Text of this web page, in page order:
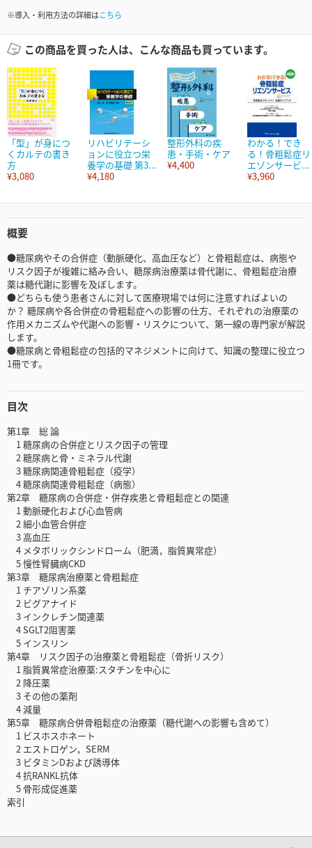
※導入・利用方法の詳細はこちら
この商品を買った人は、こんな商品も買っています。
「型」が身につ
くカルテの書き
方
¥3,080
リハビリテーシ
ョンに役立つ栄
養学の基礎 第3...
¥4,180
整形外科の疾
患・手術・ケア
¥4,400
わかる！でき
る！骨粗鬆症リ
エゾンサービ...
¥3,960
概要
●糖尿病やその合併症（動脈硬化、高血圧など）と骨粗鬆症は、病態や
リスク因子が複雑に絡み合い、糖尿病治療薬は骨代謝に、骨粗鬆症治療
薬は糖代謝に影響を及ぼします。
●どちらも使う患者さんに対して医療現場では何に注意すればよいの
か？ 糖尿病や各合併症の骨粗鬆症への影響の仕方、それぞれの治療薬の
作用メカニズムや代謝への影響・リスクについて、第一線の専門家が解説
します。
●糖尿病と骨粗鬆症の包括的マネジメントに向けて、知識の整理に役立つ
1冊です。
目次
第1章 総 論
1 糖尿病の合併症とリスク因子の管理
2 糖尿病と骨・ミネラル代謝
3 糖尿病関連骨粗鬆症（疫学）
4 糖尿病関連骨粗鬆症（病態）
第2章 糖尿病の合併症・併存疾患と骨粗鬆症との関連
1 動脈硬化および心血管病
2 細小血管合併症
3 高血圧
4 メタボリックシンドローム（肥満，脂質異常症）
5 慢性腎臓病CKD
第3章 糖尿病治療薬と骨粗鬆症
1 チアゾリン系薬
2 ビグアナイド
3 インクレチン関連薬
4 SGLT2阻害薬
5 インスリン
第4章 リスク因子の治療薬と骨粗鬆症（骨折リスク）
1 脂質異常症治療薬:スタチンを中心に
2 降圧薬
3 その他の薬剤
4 減量
第5章 糖尿病合併骨粗鬆症の治療薬（糖代謝への影響も含めて）
1 ビスホスホネート
2 エストロゲン，SERM
3 ビタミンDおよび誘導体
4 抗RANKL抗体
5 骨形成促進薬
索引